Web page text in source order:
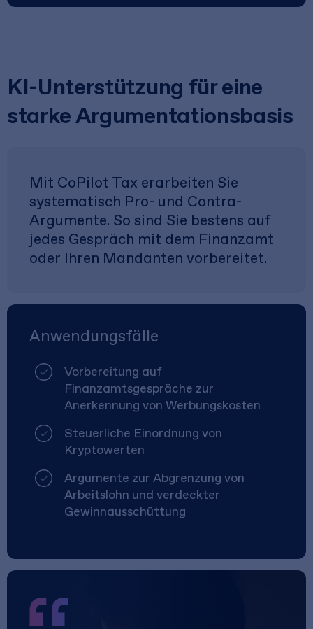
KI-Unterstützung für eine
starke Argumentationsbasis
Mit CoPilot Tax erarbeiten Sie
systematisch Pro- und Contra-
Argumente. So sind Sie bestens auf
jedes Gespräch mit dem Finanzamt
oder Ihren Mandanten vorbereitet.
Anwendungsfälle
Vorbereitung auf
Finanzamtsgespräche zur
Anerkennung von Werbungskosten
Steuerliche Einordnung von
Kryptowerten
Argumente zur Abgrenzung von
Arbeitslohn und verdeckter
Gewinnausschüttung